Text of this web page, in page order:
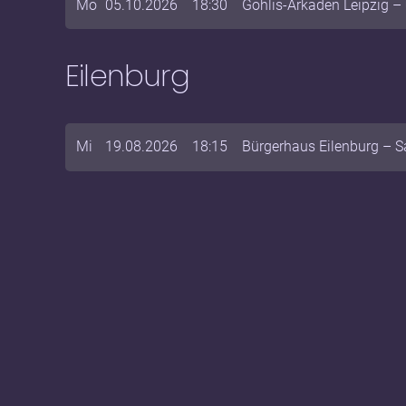
Mo 05.10.2026 18:30 Gohlis-Arkaden Leipzig –
Eilenburg
Mi 19.08.2026 18:15 Bürgerhaus Eilenburg –